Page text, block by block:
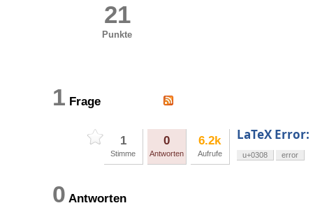
21
Punkte
1 Frage
1
Stimme
0
Antworten
6.2k
Aufrufe
LaTeX
u+0308 error
0 Antworten